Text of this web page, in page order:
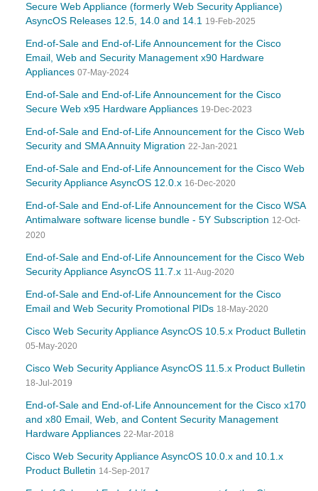
Secure Web Appliance (formerly Web Security Appliance)
AsyncOS Releases 12.5, 14.0 and 14.1 19-Feb-2025
End-of-Sale and End-of-Life Announcement for the Cisco
Email, Web and Security Management x90 Hardware
Appliances 07-May-2024
End-of-Sale and End-of-Life Announcement for the Cisco
Secure Web x95 Hardware Appliances 19-Dec-2023
End-of-Sale and End-of-Life Announcement for the Cisco Web
Security and SMA Annuity Migration 22-Jan-2021
End-of-Sale and End-of-Life Announcement for the Cisco Web
Security Appliance AsyncOS 12.0.x 16-Dec-2020
End-of-Sale and End-of-Life Announcement for the Cisco WSA
Antimalware software license bundle - 5Y Subscription 12-Oct-
2020
End-of-Sale and End-of-Life Announcement for the Cisco Web
Security Appliance AsyncOS 11.7.x 11-Aug-2020
End-of-Sale and End-of-Life Announcement for the Cisco
Email and Web Security Promotional PIDs 18-May-2020
Cisco Web Security Appliance AsyncOS 10.5.x Product Bulletin
05-May-2020
Cisco Web Security Appliance AsyncOS 11.5.x Product Bulletin
18-Jul-2019
End-of-Sale and End-of-Life Announcement for the Cisco x170
and x80 Email, Web, and Content Security Management
Hardware Appliances 22-Mar-2018
Cisco Web Security Appliance AsyncOS 10.0.x and 10.1.x
Product Bulletin 14-Sep-2017